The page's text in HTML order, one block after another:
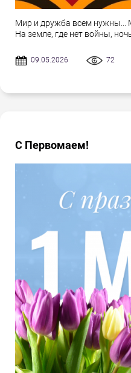
Мир и дружба всем нужны...
На земле, где нет войны,
09.05.2026 72
С Первомаем!